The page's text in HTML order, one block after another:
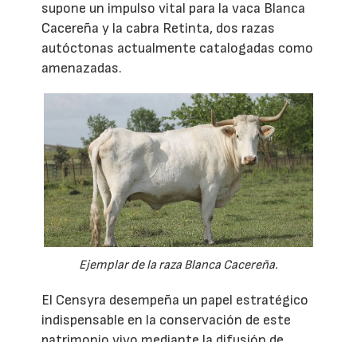
supone un impulso vital para la vaca Blanca
Cacereña y la cabra Retinta, dos razas
autóctonas actualmente catalogadas como
amenazadas.
Ejemplar de la raza Blanca Cacereña.
El Censyra desempeña un papel estratégico
indispensable en la conservación de este